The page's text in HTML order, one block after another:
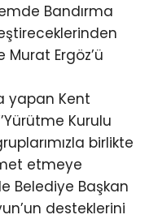
Bandırma
Murat Ergöz’ü
yapan Kent
Kurulu
birlikte
etmeye
Belediye Başkan
desteklerini